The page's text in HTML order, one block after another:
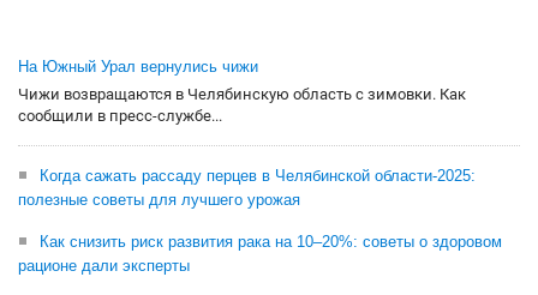
На Южный Урал вернулись чижи
Чижи возвращаются в Челябинскую область с зимовки. Как
сообщили в пресс-службе...
Когда сажать рассаду перцев в Челябинской области-2025:
полезные советы для лучшего урожая
Как снизить риск развития рака на 10–20%: советы о здоровом
рационе дали эксперты